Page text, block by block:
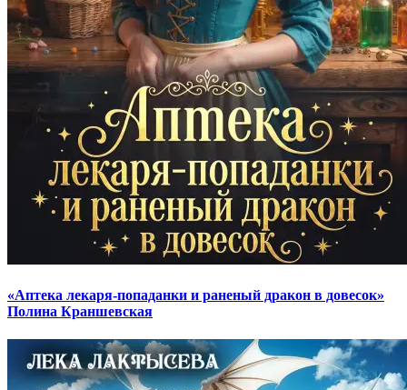
«Аптека лекаря-попаданки и раненый дракон в довесок»
Полина Краншевская